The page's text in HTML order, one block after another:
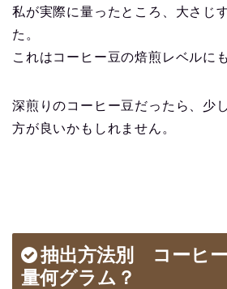
私が実際に量ったところ、大さじ
た。
これはコーヒー豆の焙煎レベルに
深煎りのコーヒー豆だったら、少
方が良いかもしれません。
抽出方法別 コーヒ
量何グラム？